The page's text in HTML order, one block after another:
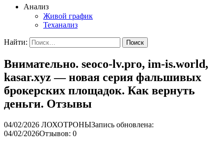
Анализ
Живой график
Теханализ
Найти:
Внимательно. seoco-lv.pro, im-is.world,
kasar.xyz — новая серия фальшивых
брокерских площадок. Как вернуть
деньги. Отзывы
04/02/2026 ЛОХОТРОНЫЗапись обновлена:
04/02/2026Отзывов: 0